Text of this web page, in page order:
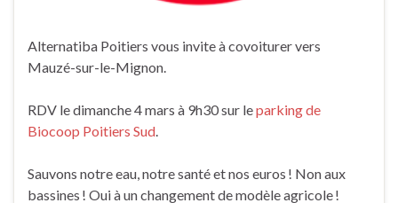
Alternatiba Poitiers vous invite à covoiturer vers
Mauzé-sur-le-Mignon.
RDV le dimanche 4 mars à 9h30 sur leparking de
Biocoop Poitiers Sud
Sauvons notre eau, notre santé et nos euros ! Non aux
bassines ! Oui à un changement de modèle agricole !